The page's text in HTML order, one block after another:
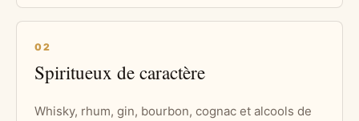
02
Spiritueux de caractère
Whisky, rhum, gin, bourbon, cognac et alcools de